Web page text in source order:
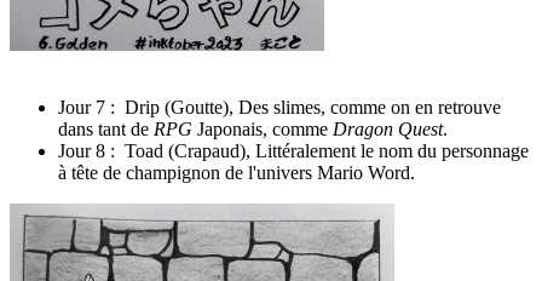
Jour 7 : Drip (Goutte), Des slimes, comme on en retrouve
dans tant de RPG Japonais, comme Dragon Quest.
Jour 8 : Toad (Crapaud), Littéralement le nom du personnage
à tête de champignon de l'univers Mario Word.